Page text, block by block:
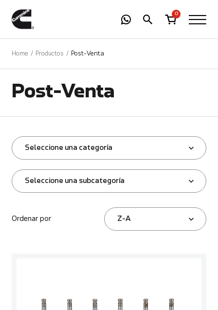
0
Home Productos Post-Venta
Post-Venta
Seleccione una categoría
Seleccione una subcategoría
Ordenar por Z-A